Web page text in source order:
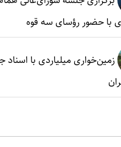
با حضور رؤسای سه قوه
زمین‌خواری میلیاردی با اسناد